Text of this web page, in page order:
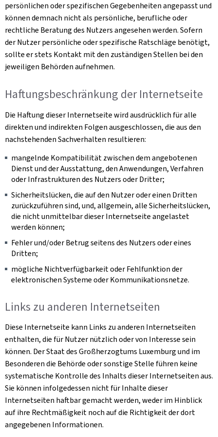
persönlichen oder spezifischen Gegebenheiten angepasst und
können demnach nicht als persönliche, berufliche oder
rechtliche Beratung des Nutzers angesehen werden. Sofern
der Nutzer persönliche oder spezifische Ratschläge benötigt,
sollte er stets Kontakt mit den zuständigen Stellen bei den
jeweiligen Behörden aufnehmen.
Haftungsbeschränkung der Internetseite
Die Haftung dieser Internetseite wird ausdrücklich für alle
direkten und indirekten Folgen ausgeschlossen, die aus den
nachstehenden Sachverhalten resultieren:
mangelnde Kompatibilität zwischen dem angebotenen
Dienst und der Ausstattung, den Anwendungen, Verfahren
oder Infrastrukturen des Nutzers oder Dritter;
Sicherheitslücken, die auf den Nutzer oder einen Dritten
zurückzuführen sind, und, allgemein, alle Sicherheitslücken,
die nicht unmittelbar dieser Internetseite angelastet
werden können;
Fehler und/oder Betrug seitens des Nutzers oder eines
Dritten;
mögliche Nichtverfügbarkeit oder Fehlfunktion der
elektronischen Systeme oder Kommunikationsnetze.
Links zu anderen Internetseiten
Diese Internetseite kann Links zu anderen Internetseiten
enthalten, die für Nutzer nützlich oder von Interesse sein
können. Der Staat des Großherzogtums Luxemburg und im
Besonderen die Behörde oder sonstige Stelle führen keine
systematische Kontrolle des Inhalts dieser Internetseiten aus.
Sie können infolgedessen nicht für Inhalte dieser
Internetseiten haftbar gemacht werden, weder im Hinblick
auf ihre Rechtmäßigkeit noch auf die Richtigkeit der dort
angegebenen Informationen.